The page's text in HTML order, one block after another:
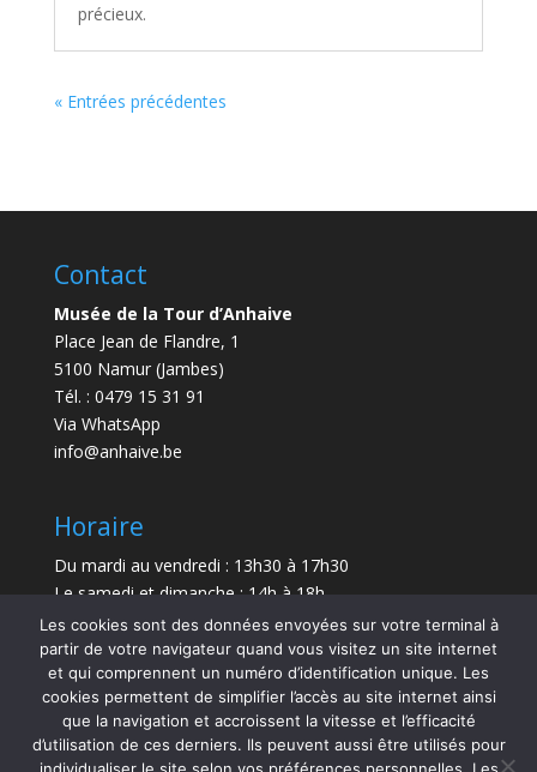
précieux.
« Entrées précédentes
Contact
Musée de la Tour d’Anhaive
Place Jean de Flandre, 1
5100 Namur (Jambes)
Tél. : 0479 15 31 91
Via WhatsApp
info@anhaive.be
Horaire
Du mardi au vendredi : 13h30 à 17h30
Le samedi et dimanche : 14h à 18h
Durée de la visite : entre 30 minutes et 1 h
Le Musée sera exceptionnellement fermé le 21 juillet
et le 15 août 2026.
Les cookies sont des données envoyées sur votre terminal à
partir de votre navigateur quand vous visitez un site internet
et qui comprennent un numéro d’identification unique. Les
cookies permettent de simplifier l’accès au site internet ainsi
que la navigation et accroissent la vitesse et l’efficacité
d’utilisation de ces derniers. Ils peuvent aussi être utilisés pour